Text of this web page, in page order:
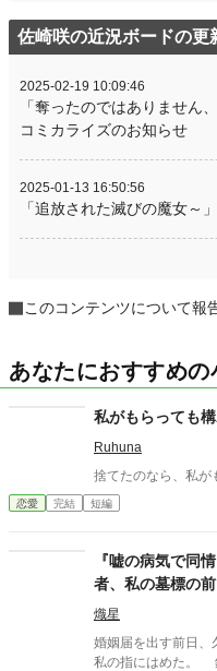
佐崎咲の近況ボードの更
2025-02-19 10:09:46
「奪ったのではありません
コミカライズのお知らせ
2025-01-13 16:50:56
「追放された滅びの魔女～
このコンテンツについて報
あなたにおすすめの
私がもらっても
Ruhuna
恋愛 完結 短編
『嘘の病気で同
者、私の墓標の
する大破滅！
熾星
婚姻届を出す前日、
私の指にはめた。 銀色の輪が薬指に滑り込んだ瞬間、私は照明